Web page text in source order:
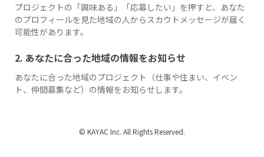
プロジェクトの「興味ある」「応募したい」を押すと、あなた
のプロフィールを見た地域の人からスカウトメッセージが届く
可能性があります。
2. あなたに合った地域の情報をお知らせ
あなたに合った地域のプロジェクト（仕事や住まい、イベン
ト、仲間募集など）の情報をお知らせします。
© KAYAC Inc. All Rights Reserved.